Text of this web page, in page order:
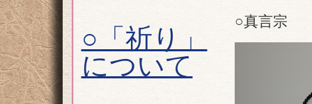
○真言宗
○「祈り」
について